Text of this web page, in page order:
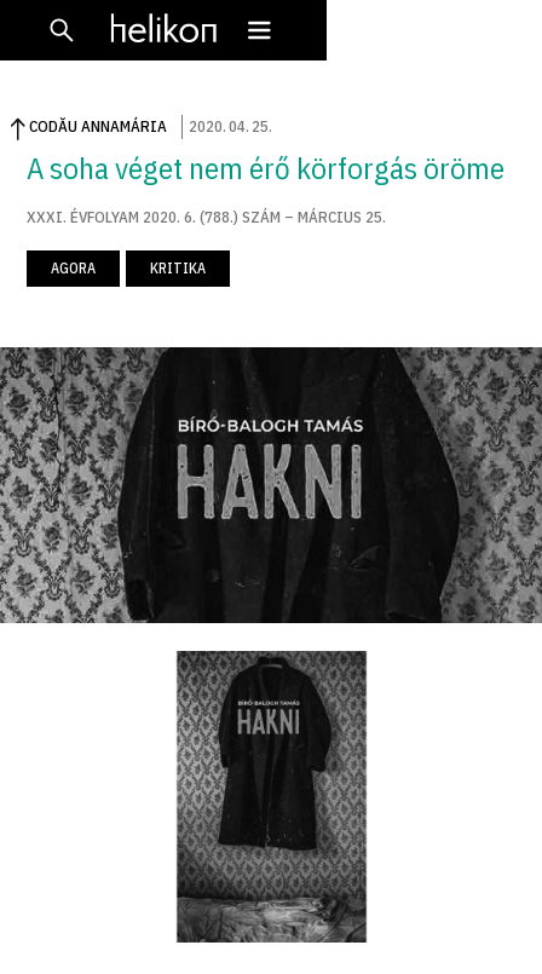
CODĂU ANNAMÁRIA 2020.04. 25.
A soha véget nem érő körforgás öröme
XXXI. ÉVFOLYAM 2020. 6. (788.) SZÁM – MÁRCIUS 25.
AGORA KRITIKA